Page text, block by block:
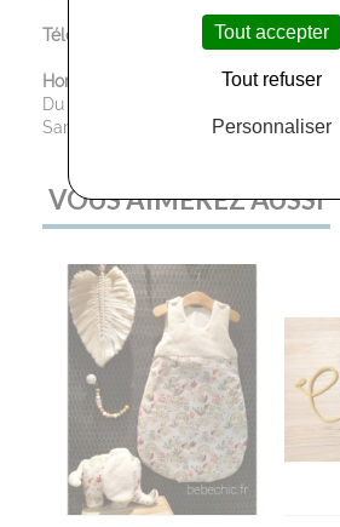
Téléphone : 06.87.06.68.78
Horaires d’ouverture :
Du Mardi au Vendredi : 10:00 - 12:30 /
Samedi : 10:00 - 12:30 / 14:30 - 18:30
VOUS AIMEREZ AUSSI
Tout accepter
Tout refuser
Personnaliser